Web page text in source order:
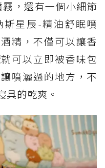
，還有一個小細節
星辰-精油舒眠噴
精，不僅可以讓香
可以立即被香味包
噴灑過的地方，不
具的乾爽。